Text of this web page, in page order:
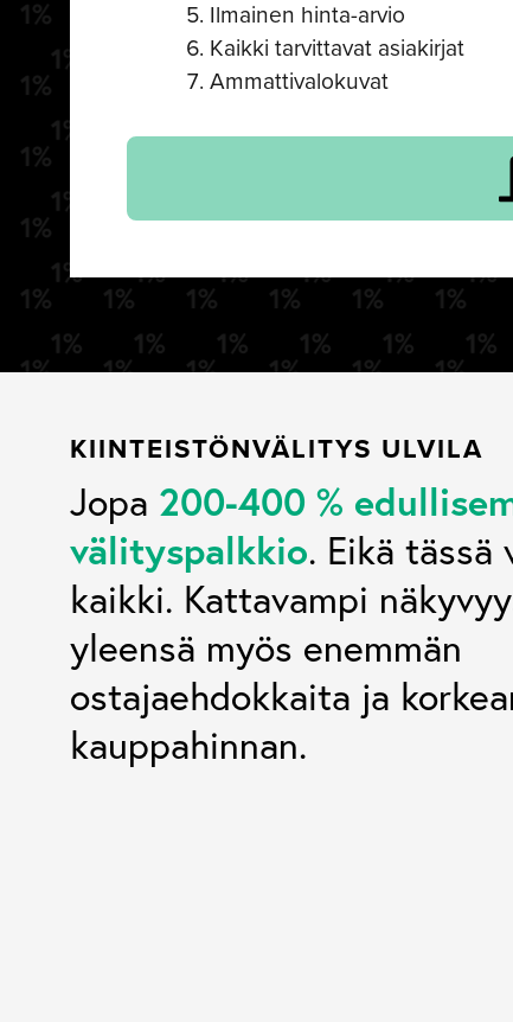
Ilmainen hinta-arvio
Kaikki tarvittavat asiakirjat
Ammattivalokuvat
KIINTEISTÖNVÄLITYS ULVILA
Jopa 200-400 %
välityspalkkio. Eikä tässä
kaikki. Kattavampi
yleensä myös enemmän
ostajaehdokkaita ja
kauppahinnan.